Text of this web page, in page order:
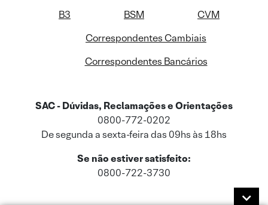
B3 BSM
CVM
Correspondentes Cambiais
Correspondentes Bancários
SAC - Dúvidas, Reclamações e Orientações
0800-772-0202
De segunda a sexta-feira das 09hs às 18hs
Se não estiver satisfeito:
0800-722-3730